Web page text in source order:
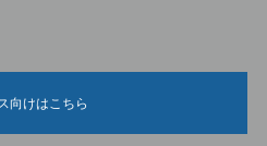
向けはこちら